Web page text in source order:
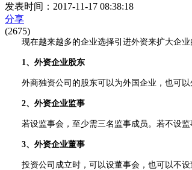
发表时间：2017-11-17 08:38:18
分享
(2675)
现在越来越多的企业选择引进外资来扩大企业
1、外资企业股东
外商独资公司的股东可以为外国企业，也可以
2、外资企业监事
若设监事会，至少需三名监事成员。若不设监
3、外资企业董事
投资公司成立时，可以设董事会，也可以不设